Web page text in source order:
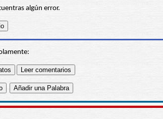
algún error.